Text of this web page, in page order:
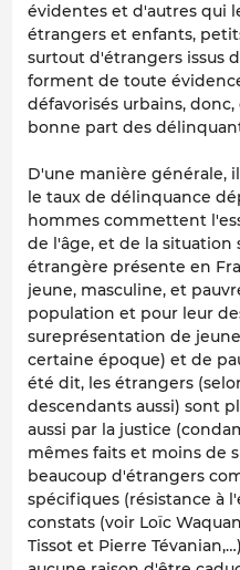
évidentes et d'autres qui
étrangers et enfants,
surtout d'étrangers issus
forment de toute
défavorisés urbains,
bonne part des
D'une manière générale,
le taux de délinquance
hommes commettent
de l'âge, et de la situation
étrangère présente en
jeune, masculine, et
population et pour leur
sureprésentation de
certaine époque) et de
été dit, les étrangers
descendants aussi) sont
aussi par la justice
mêmes faits et moins de
beaucoup d'étrangers
spécifiques (résistance à
constats (voir Loïc
Tissot et Pierre